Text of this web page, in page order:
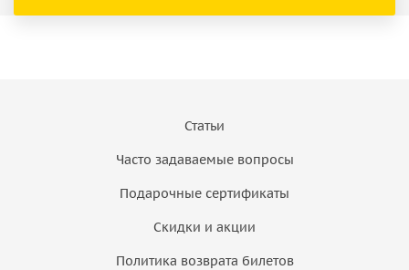
Статьи
Часто задаваемые вопросы
Подарочные сертификаты
Скидки и акции
Политика возврата билетов